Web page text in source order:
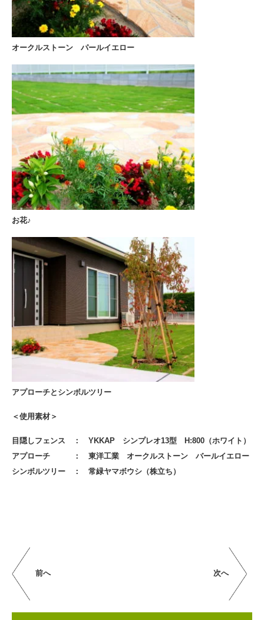
オークルストーン パールイエロー
お花♪
アプローチとシンボルツリー
＜使用素材＞
目隠しフェンス ： YKKAP シンプレオ13型 H:800（ホワイト）
アプローチ ： 東洋工業 オークルストーン バールイエロー
シンボルツリー ： 常緑ヤマボウシ（株立ち）
前へ 次へ